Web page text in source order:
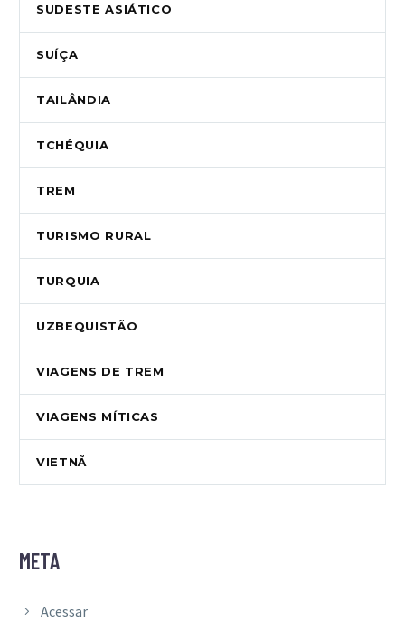
SUDESTE ASIÁTICO
SUÍÇA
TAILÂNDIA
TCHÉQUIA
TREM
TURISMO RURAL
TURQUIA
UZBEQUISTÃO
VIAGENS DE TREM
VIAGENS MÍTICAS
VIETNÃ
META
Acessar